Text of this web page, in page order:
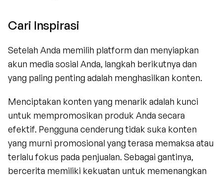
Cari Inspirasi
Setelah Anda memilih platform dan menyiapkan
akun media sosial Anda, langkah berikutnya dan
yang paling penting adalah menghasilkan konten.
Menciptakan konten yang menarik adalah kunci
untuk mempromosikan produk Anda secara
efektif. Pengguna cenderung tidak suka konten
yang murni promosional yang terasa memaksa atau
terlalu fokus pada penjualan. Sebagai gantinya,
bercerita memiliki kekuatan untuk memenangkan